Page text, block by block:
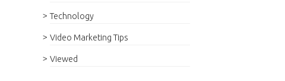
Technology
Video Marketing Tips
Viewed